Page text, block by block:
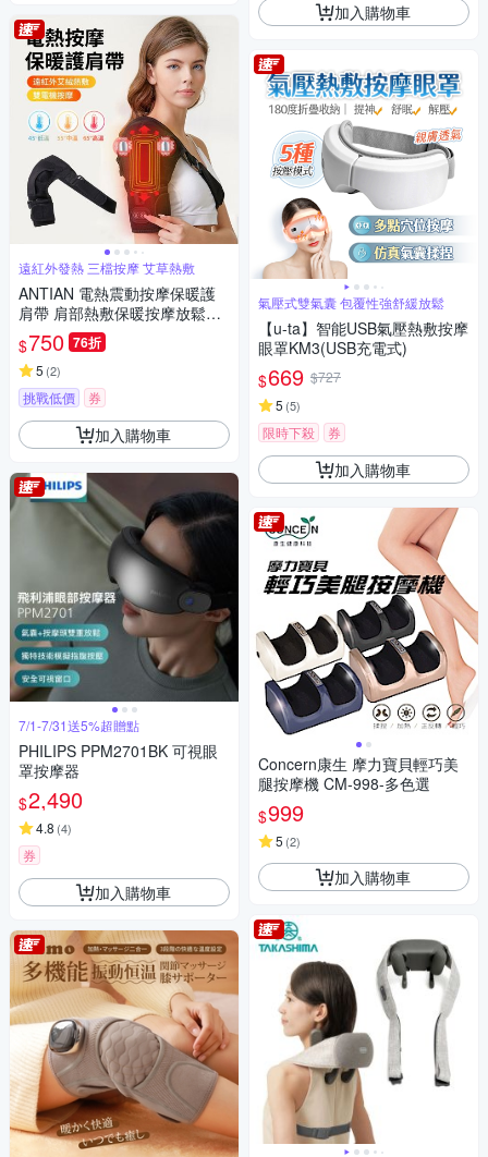
遠紅外發熱 三檔按摩 艾草熱敷
ANTIAN 電熱震動按摩保暖護
肩帶 肩部熱敷保暖按摩放鬆器
手臂按摩機 肩膀運動護具
$750 76折
5 (2)
挑戰低價 券
加入購物車
7/1-7/31送5%超贈點
PHILIPS PPM2701BK 可視眼
罩按摩器
$2,490
4.8 (4)
券
加入購物車
加入購物車
氣壓式雙氣囊 包覆性強舒緩放鬆
【u-ta】智能USB氣壓熱敷按摩
眼罩KM3(USB充電式)
$669 $727
5 (5)
限時下殺 券
加入購物車
Concern康生 摩力寶貝輕巧美
腿按摩機 CM-998-多色選
$999
5 (2)
加入購物車